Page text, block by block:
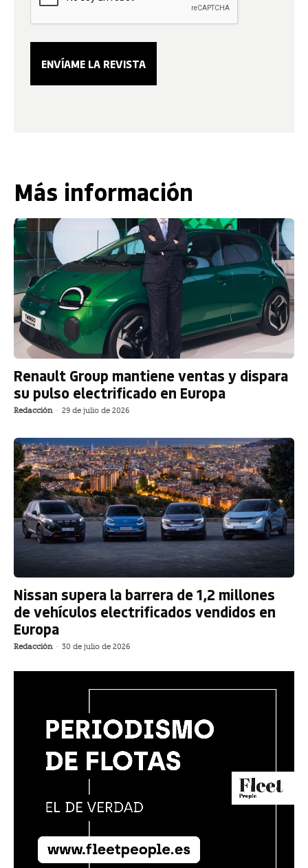
Más información
Renault Group mantiene ventas y dispara
su pulso electrificado en Europa
Redacción - 29 de julio de 2026
Nissan supera la barrera de 1,2 millones
de vehículos electrificados vendidos en
Europa
Redacción - 30 de julio de 2026